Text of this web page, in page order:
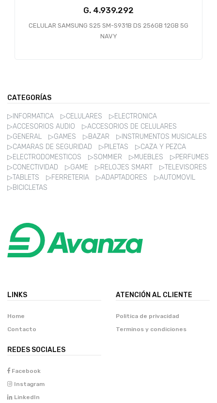
G. 4.939.292
CELULAR SAMSUNG S25 SM-S931B DS 256GB 12GB 5G
NAVY
CATEGORÍAS
▷INFORMATICA ▷CELULARES
▷ELECTRONICA
▷ACCESORIOS AUDIO
▷ACCESORIOS DE CELULARES
▷GENERAL
▷GAMES ▷BAZAR
▷INSTRUMENTOS MUSICALES
▷CAMARAS DE SEGURIDAD
▷PILETAS
▷CAZA Y PEZCA
▷ELECTRODOMESTICOS
▷SOMMIER ▷MUEBLES
▷PERFUMES
▷CONECTIVIDAD
▷GAME ▷RELOJES SMART
▷TELEVISORES
▷TABLETS
▷FERRETERIA ▷ADAPTADORES
▷AUTOMOVIL
▷BICICLETAS
LINKS
Home
Contacto
ATENCIÓN AL CLIENTE
Politica de privacidad
Terminos y condiciones
REDES SOCIALES
Facebook
Instagram
LinkedIn